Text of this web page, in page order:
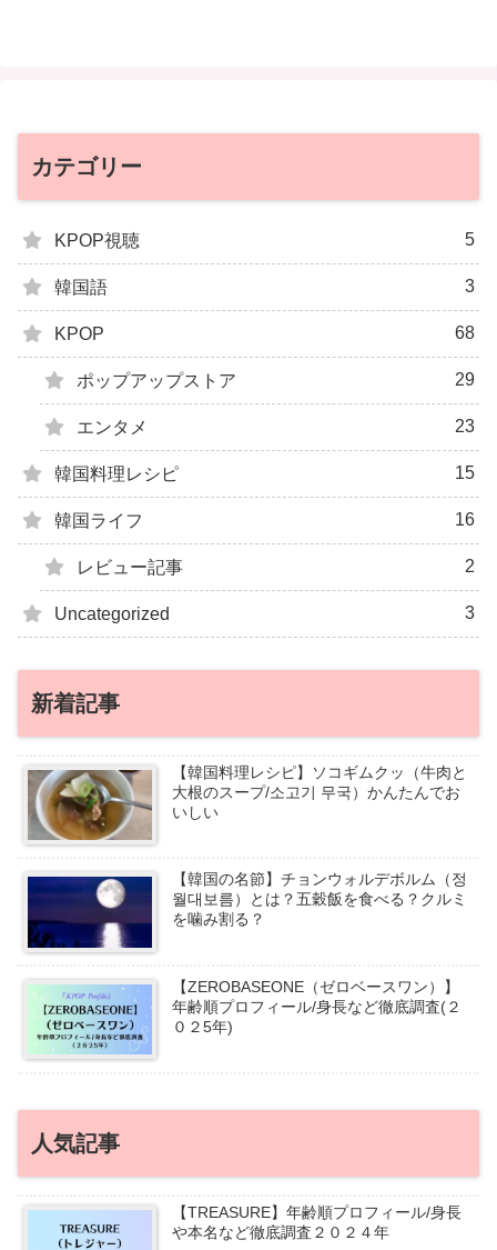
カテゴリー
KPOP視聴 5
韓国語 3
KPOP 68
ポップアップストア 29
エンタメ 23
韓国料理レシピ 15
韓国ライフ 16
レビュー記事 2
Uncategorized 3
新着記事
【韓国料理レシピ】ソコギムクッ（牛肉と
大根のスープ/소고기 무국）かんたんでお
いしい
【韓国の名節】チョンウォルデボルム（정
월대보름）とは？五穀飯を食べる？クルミ
を噛み割る？
【ZEROBASEONE（ゼロベースワン）】
年齢順プロフィール/身長など徹底調査(２
０２5年)
人気記事
【TREASURE】年齢順プロフィール/身長
や本名など徹底調査２０２４年